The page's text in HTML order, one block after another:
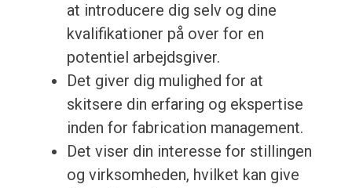
at introducere dig selv og dine
kvalifikationer på over for en
potentiel arbejdsgiver.
Det giver dig mulighed for at
skitsere din erfaring og ekspertise
inden for fabrication management.
Det viser din interesse for stillingen
og virksomheden, hvilket kan give